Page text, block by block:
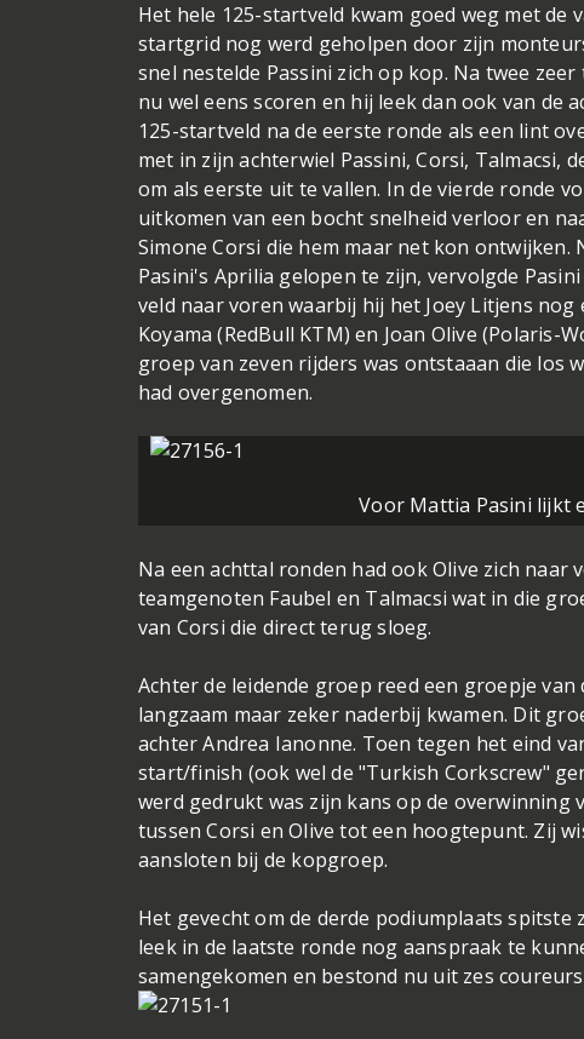
Het hele 125-startveld kwam goed weg met
startgrid nog werd geholpen door zijn
snel nestelde Passini zich op kop. Na twee
nu wel eens scoren en hij leek dan ook van de
125-startveld na de eerste ronde als een lint
met in zijn achterwiel Passini, Corsi, Talmacsi,
om als eerste uit te vallen. In de vierde ronde
uitkomen van een bocht snelheid verloor en
Simone Corsi die hem maar net kon
Pasini's Aprilia gelopen te zijn, vervolgde
veld naar voren waarbij hij het Joey Litjens
Koyama (RedBull KTM) en Joan Olive
groep van zeven rijders was ontstaaan die los
had overgenomen.
Voor Mattia Pasini lijkt
Na een achttal ronden had ook Olive zich
teamgenoten Faubel en Talmacsi wat in die
van Corsi die direct terug sloeg.
Achter de leidende groep reed een groepje
langzaam maar zeker naderbij kwamen. Dit
achter Andrea Ianonne. Toen tegen het eind
start/finish (ook wel de "Turkish Corkscrew"
werd gedrukt was zijn kans op de
tussen Corsi en Olive tot een hoogtepunt. Zij
aansloten bij de kopgroep.
Het gevecht om de derde podiumplaats spitste
leek in de laatste ronde nog aanspraak te
samengekomen en bestond nu uit zes